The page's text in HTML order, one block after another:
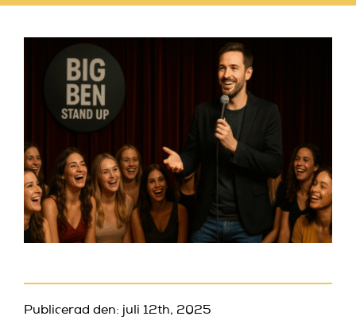
Mitt konto
Publicerad den: juli 12th, 2025